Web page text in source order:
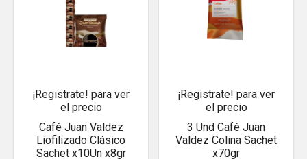
¡Registrate! para ver
el precio
Café Juan Valdez
Liofilizado Clásico
Sachet x10Un x8gr
¡Registrate! para ver
el precio
3 Und Café Juan
Valdez Colina Sachet
x70gr